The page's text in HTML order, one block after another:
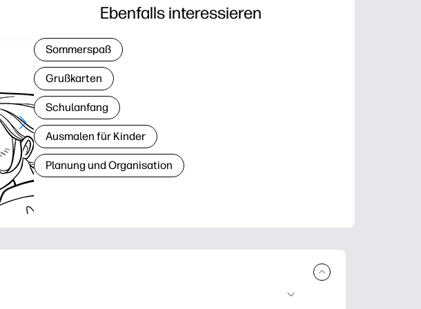
Ebenfalls interessieren
Sommerspaß
Grußkarten
Schulanfang
Ausmalen für Kinder
Planung und Organisation